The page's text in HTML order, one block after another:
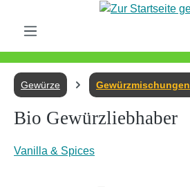
Zum Hauptinhalt springen
Gewürze Gewürzmischungen
Bio Gewürzliebhaber
Vanilla & Spices